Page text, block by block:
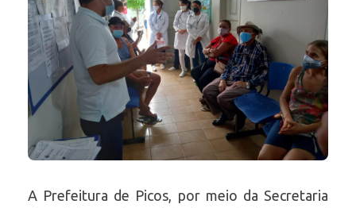
A Prefeitura de Picos, por meio da Secretaria